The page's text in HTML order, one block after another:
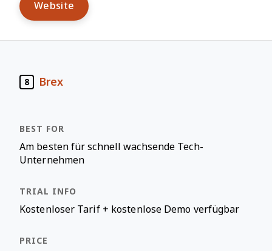
Website
8 Brex
Am besten für schnell wachsende Tech-
Unternehmen
Kostenloser Tarif + kostenlose Demo verfügbar